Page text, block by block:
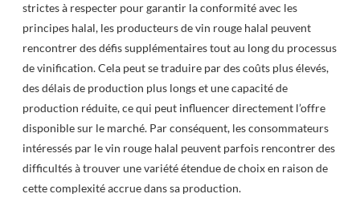
strictes à respecter pour garantir la conformité avec les
principes halal, les producteurs de vin rouge halal peuvent
rencontrer des défis supplémentaires tout au long du processus
de vinification. Cela peut se traduire par des coûts plus élevés,
des délais de production plus longs et une capacité de
production réduite, ce qui peut influencer directement l’offre
disponible sur le marché. Par conséquent, les consommateurs
intéressés par le vin rouge halal peuvent parfois rencontrer des
difficultés à trouver une variété étendue de choix en raison de
cette complexité accrue dans sa production.